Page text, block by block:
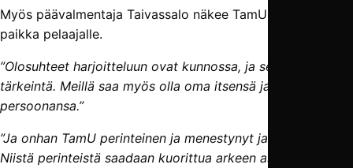
Myös päävalmentaja Taivassalo näkee TamUn olevan hyvä
paikka pelaajalle.
”Olosuhteet harjoitteluun ovat kunnossa, ja se on pelaajalle
tärkeintä. Meillä saa myös olla oma itsensä ja se oma hyvä
persoonansa.”
”Ja onhan TamU perinteinen ja menestynyt jalkapalloseura.
Niistä perinteistä saadaan kuorittua arkeen asioita”